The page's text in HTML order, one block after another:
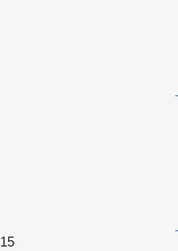
15